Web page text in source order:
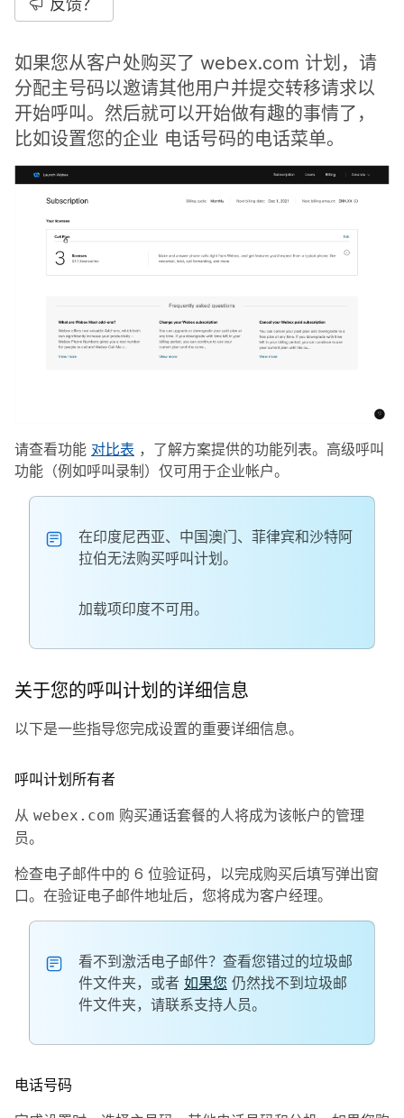
反馈？
如果您从客户处购买了 webex.com 计划，请
分配主号码以邀请其他用户并提交转移请求以
开始呼叫。然后就可以开始做有趣的事情了，
比如设置您的企业 电话号码的电话菜单。
请查看功能 对比表 ，了解方案提供的功能列表。高级呼叫
功能（例如呼叫录制）仅可用于企业帐户。
在印度尼西亚、中国澳门、菲律宾和沙特阿
拉伯无法购买呼叫计划。
加载项印度不可用。
关于您的呼叫计划的详细信息
以下是一些指导您完成设置的重要详细信息。
呼叫计划所有者
从 webex.com 购买通话套餐的人将成为该帐户的管理
员。
检查电子邮件中的 6 位验证码，以完成购买后填写弹出窗
口。在验证电子邮件地址后，您将成为客户经理。
看不到激活电子邮件？查看您错过的垃圾邮
件文件夹，或者 如果您 仍然找不到垃圾邮
件文件夹，请联系支持人员。
电话号码